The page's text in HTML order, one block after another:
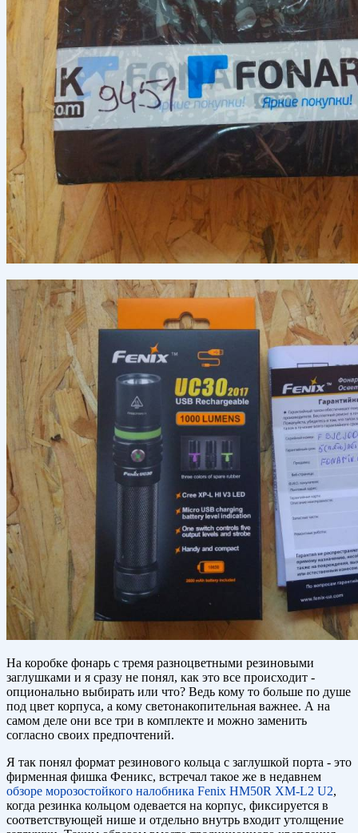
На коробке фонарь с тремя разноцветными резиновыми
заглушками и я сразу не понял, как это все происходит -
опционально выбирать или что? Ведь кому то больше по душе
под цвет корпуса, а кому светонакопительная важнее. А на
самом деле они все три в комплекте и можно заменить
согласно своих предпочтений.
Я так понял формат резинового кольца с заглушкой порта - это
фирменная фишка Феникс, встречал такое же в недавнем
обзоре морозостойкого налобника Fenix HM50R XM-L2 U2,
когда резинка кольцом одевается на корпус, фиксируется в
соответствующей нише и отдельно внутрь входит утолщение